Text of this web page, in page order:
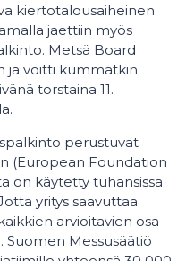
kiertotalousaiheinen
jaettiin myös
Metsä Board
ja voitti kummatkin
torstaina 11.
perustuvat
(European Foundation
on käytetty tuhansissa
yritys saavuttaa
arvioitavien osa-
Suomen Messusäätiö